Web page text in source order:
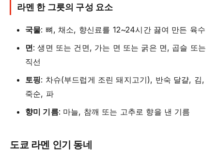
라멘 한 그릇의 구성 요소
국물: 뼈, 채소, 향신료를 12~24시간 끓여 만든 육수
면: 생면 또는 건면, 가는 면 또는 굵은 면, 곱슬 또는
직선
토핑: 차슈(부드럽게 조린 돼지고기), 반숙 달걀, 김,
죽순, 파
향미 기름: 마늘, 참깨 또는 고추로 향을 낸 기름
도쿄 라멘 인기 동네